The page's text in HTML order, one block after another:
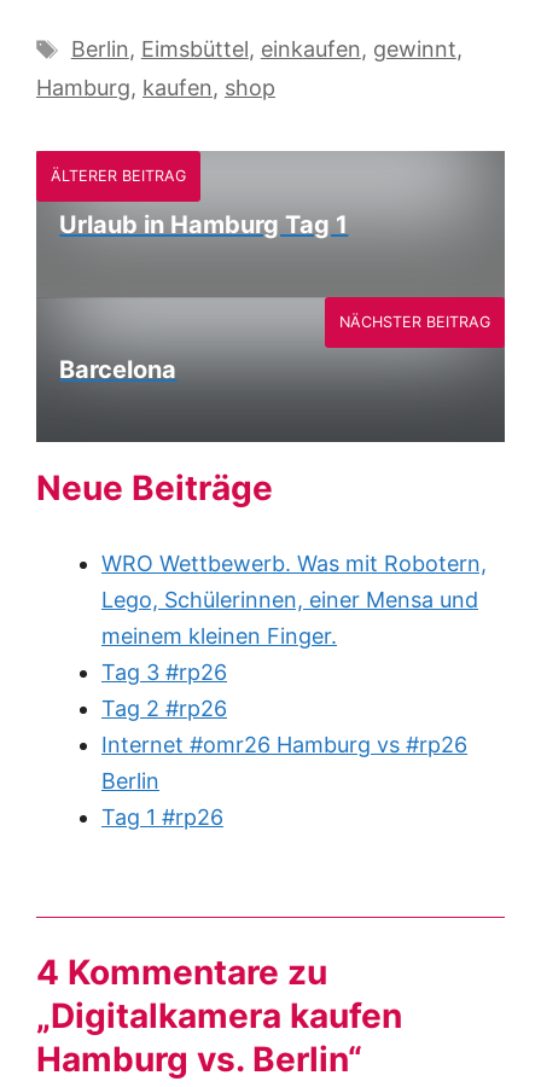
Schlagwörter
Berlin, Eimsbüttel, einkaufen, gewinnt,
Hamburg, kaufen, shop
ÄLTERER BEITRAG
Urlaub in Hamburg Tag 1
Barcelona
NÄCHSTER BEITRAG
Neue Beiträge
WRO Wettbewerb. Was mit Robotern,
Lego, Schülerinnen, einer Mensa und
meinem kleinen Finger.
Tag 3 #rp26
Tag 2 #rp26
Internet #omr26 Hamburg vs #rp26
Berlin
Tag 1 #rp26
4 Kommentare zu
„Digitalkamera kaufen
Hamburg vs. Berlin“